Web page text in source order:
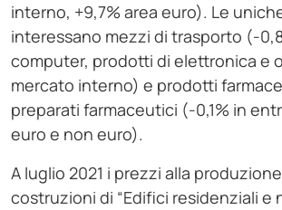
interno, +9,7% area euro). Le
interessano mezzi di trasporto (-
computer, prodotti di elettronica e
mercato interno) e prodotti
preparati farmaceutici (-0,1% in
euro e non euro).
A luglio 2021 i prezzi alla
costruzioni di “Edifici residenziali e